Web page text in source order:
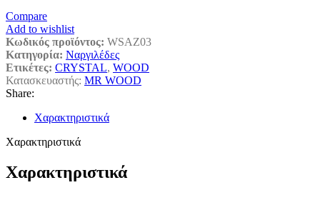
Compare
Add to wishlist
Κωδικός προϊόντος: WSAZ03
Κατηγορία: Ναργιλέδες
Ετικέτες: CRYSTAL, WOOD
Κατασκευαστής: MR WOOD
Share:
Χαρακτηριστικά
Χαρακτηριστικά
Χαρακτηριστικά